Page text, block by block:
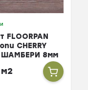
FLOORPAN
CHERRY
8мм